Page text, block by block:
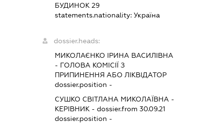
БУДИНОК 29
statements.nationality:Україна
dossier.heads:
МИКОЛАЄНКО ІРИНА ВАСИЛІВНА
- ГОЛОВА КОМІСІЇ З
ПРИПИНЕННЯ АБО ЛІКВІДАТОР
dossier.position -
СУШКО СВІТЛАНА МИКОЛАЇВНА -
КЕРІВНИК - dossier.from 30.09.21
dossier.position -